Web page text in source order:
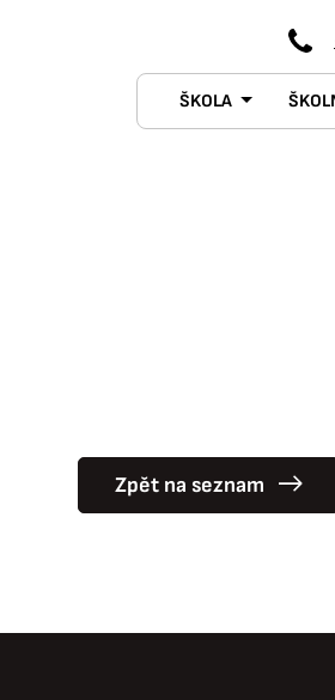
Menu
navigace
ŠKOLA
Zpět na seznam